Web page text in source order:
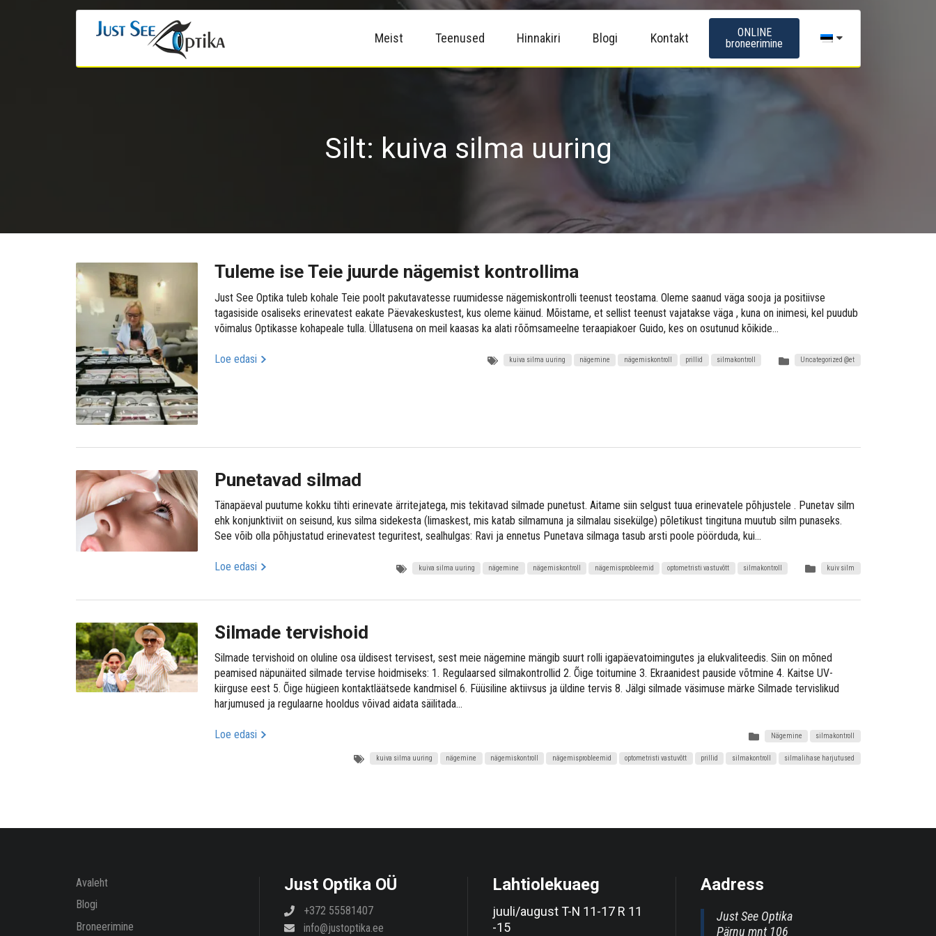
Meist Teenused Hinnakiri Blogi Kontakt
ONLINE
broneerimine
Silt: kuiva silma uuring
Tuleme ise Teie juurde nägemist kontrollima
Just See Optika tuleb kohale Teie poolt pakutavatesse ruumidesse nägemiskontrolli teenust teostama. Oleme saanud väga sooja ja positiivse
tagasiside osaliseks erinevatest eakate Päevakeskustest, kus oleme käinud. Mõistame, et sellist teenust vajatakse väga , kuna on inimesi, kel puudub
võimalus Optikasse kohapeale tulla. Üllatusena on meil kaasas ka alati rõõmsameelne teraapiakoer Guido, kes on osutunud kõikide…
Loe edasi Uncategorized @et
kuiva silma uuring nägemine nägemiskontroll prillid silmakontroll
Punetavad silmad
Tänapäeval puutume kokku tihti erinevate ärritejatega, mis tekitavad silmade punetust. Aitame siin selgust tuua erinevatele põhjustele . Punetav silm
ehk konjunktiviit on seisund, kus silma sidekesta (limaskest, mis katab silmamuna ja silmalau sisekülge) põletikust tingituna muutub silm punaseks.
See võib olla põhjustatud erinevatest teguritest, sealhulgas: Ravi ja ennetus Punetava silmaga tasub arsti poole pöörduda, kui…
Loe edasi kuiv silm
kuiva silma uuring nägemine nägemiskontroll nägemisprobleemid optometristi vastuvõtt silmakontroll
Silmade tervishoid
Silmade tervishoid on oluline osa üldisest tervisest, sest meie nägemine mängib suurt rolli igapäevatoimingutes ja elukvaliteedis. Siin on mõned
peamised näpunäited silmade tervise hoidmiseks: 1. Regulaarsed silmakontrollid 2. Õige toitumine 3. Ekraanidest pauside võtmine 4. Kaitse UV-
kiirguse eest 5. Õige hügieen kontaktläätsede kandmisel 6. Füüsiline aktiivsus ja üldine tervis 8. Jälgi silmade väsimuse märke Silmade tervislikud
harjumused ja regulaarne hooldus võivad aidata säilitada…
Loe edasi Nägemine silmakontroll
kuiva silma uuring nägemine nägemiskontroll nägemisprobleemid optometristi vastuvõtt prillid silmakontroll silmalihase harjutused
Avaleht
Blogi
Broneerimine
Just Optika OÜ
+372 55581407
info@justoptika.ee
Lahtiolekuaeg
juuli/august T-N 11-17 R 11
-15
Aadress
Just See Optika
Pärnu mnt 106